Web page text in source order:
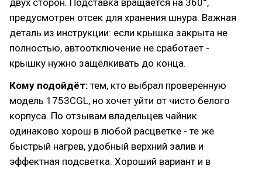
двух сторон. Подставка вращается на 360°,
предусмотрен отсек для хранения шнура. Важная
деталь из инструкции: если крышка закрыта не
полностью, автоотключение не сработает -
крышку нужно защёлкивать до конца.
Кому подойдёт: тем, кто выбрал проверенную
модель 1753CGL, но хочет уйти от чисто белого
корпуса. По отзывам владельцев чайник
одинаково хорош в любой расцветке - те же
быстрый нагрев, удобный верхний залив и
эффектная подсветка. Хороший вариант и в